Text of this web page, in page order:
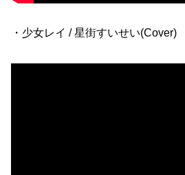
・少女レイ / 星街すいせい(Cover)